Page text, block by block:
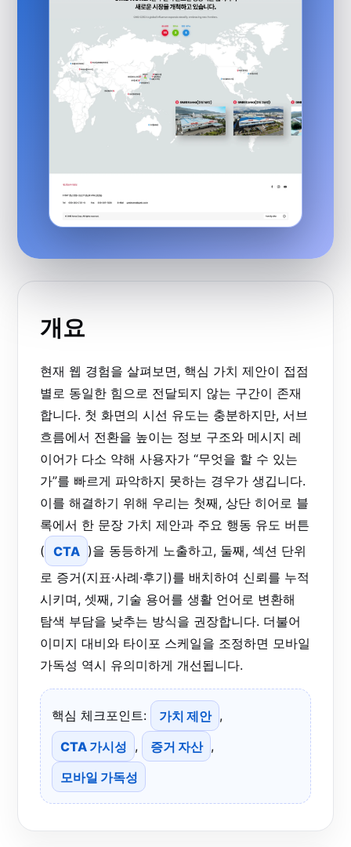
개요
현재 웹 경험을 살펴보면, 핵심 가치 제안이 접점
별로 동일한 힘으로 전달되지 않는 구간이 존재
합니다. 첫 화면의 시선 유도는 충분하지만, 서브
흐름에서 전환을 높이는 정보 구조와 메시지 레
이어가 다소 약해 사용자가 “무엇을 할 수 있는
가”를 빠르게 파악하지 못하는 경우가 생깁니다.
이를 해결하기 위해 우리는 첫째, 상단 히어로 블
록에서 한 문장 가치 제안과 주요 행동 유도 버튼
( CTA )을 동등하게 노출하고, 둘째, 섹션 단위
로 증거(지표·사례·후기)를 배치하여 신뢰를 누적
시키며, 셋째, 기술 용어를 생활 언어로 변환해
탐색 부담을 낮추는 방식을 권장합니다. 더불어
이미지 대비와 타이포 스케일을 조정하면 모바일
가독성 역시 유의미하게 개선됩니다.
핵심 체크포인트: 가치 제안 ,
CTA 가시성 , 증거 자산 ,
모바일 가독성